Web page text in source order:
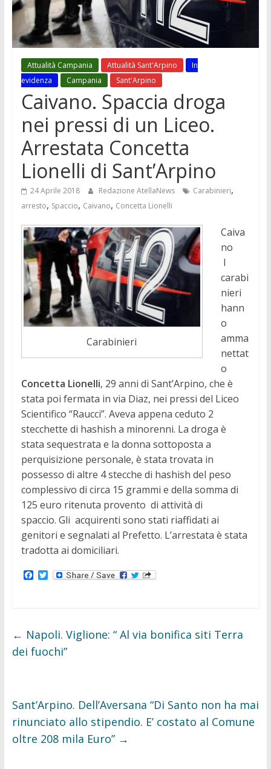
Attualità Campania Attualità Sant'Arpino
In
evidenza
Campania Sant'Arpino
Caivano. Spaccia droga
nei pressi di un Liceo.
Arrestata Concetta
Lionelli di Sant’Arpino
24 Aprile 2018 Redazione AtellaNews Carabinieri,
arresto, Spaccio, Caivano, Concetta Lionelli
Carabinieri
Caiva
no
I
carabi
nieri
hann
o
amma
nettat
o
Concetta Lionelli, 29 anni di Sant’Arpino, che è
stata poi fermata in via Diaz, nei pressi del Liceo
Scientifico “Raucci”. Aveva appena ceduto 2
stecchette di hashish a minorenni. La droga è
stata sequestrata e la donna sottoposta a
perquisizione personale, è stata trovata in
possesso di altre 4 stecche di hashish del peso
complessivo di circa 15 grammi e della somma di
125 euro ritenuta provento di attività di
spaccio. Gli acquirenti sono stati riaffidati ai
genitori e segnalati al Prefetto. L’arrestata è stata
tradotta ai domiciliari.
F
o
k
T
r
← Napoli. Viglione: “ Al via bonifica siti Terra
dei fuochi”
Sant’Arpino. Dell’Aversana “Di Santo non ha mai
rinunciato allo stipendio. E’ costato al Comune
oltre 208 mila Euro” →